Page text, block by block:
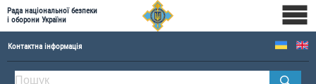
Рада національної безпеки
і оборони України
Контактна інформація
ПРО РНБОУ